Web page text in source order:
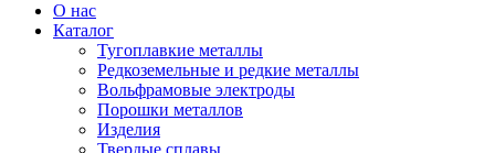
О нас
Каталог
Тугоплавкие металлы
Редкоземельные и редкие металлы
Вольфрамовые электроды
Порошки металлов
Изделия
Твердые сплавы